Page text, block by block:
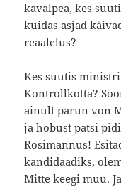
kavalpea, kes
kuidas asjad
reaalelus?
Kes suutis
Kontrollkotta?
ainult parun von
ja hobust patsi
Rosimannus!
kandidaadiks,
Mitte keegi muu.